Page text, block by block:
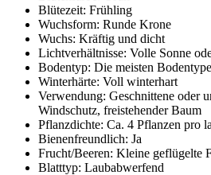
Blütezeit: Frühling
Wuchsform: Runde Krone
Wuchs: Kräftig und dicht
Lichtverhältnisse: Volle Sonne
Bodentyp: Die meisten
Winterhärte: Voll winterhart
Verwendung: Geschnittene oder
Windschutz, freistehender Baum
Pflanzdichte: Ca. 4 Pflanzen pro
Bienenfreundlich: Ja
Frucht/Beeren: Kleine geflügelte
Blatttyp: Laubabwerfend